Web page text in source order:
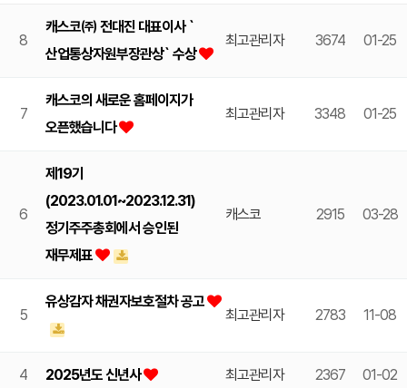
8
캐스코㈜ 전대진 대표이사 `
산업통상자원부장관상` 수상
최고관리자 3674 01-25
7
캐스코의 새로운 홈페이지가
오픈했습니다
최고관리자 3348 01-25
6
제19기
(2023.01.01~2023.12.31)
정기주주총회에서 승인된
재무제표
캐스코 2915 03-28
5
유상감자 채권자보호절차 공고
최고관리자 2783 11-08
4 2025년도 신년사 최고관리자 2367 01-02